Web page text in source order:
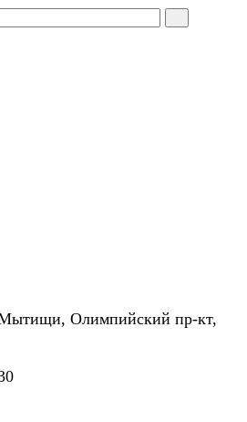
Мытищи, Олимпийский пр-кт,